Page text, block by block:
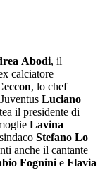
Abodi, il
calciatore
, lo chef
Luciano
il presidente di
Lavina
Stefano Lo
anche il cantante
Fognini e Flavia